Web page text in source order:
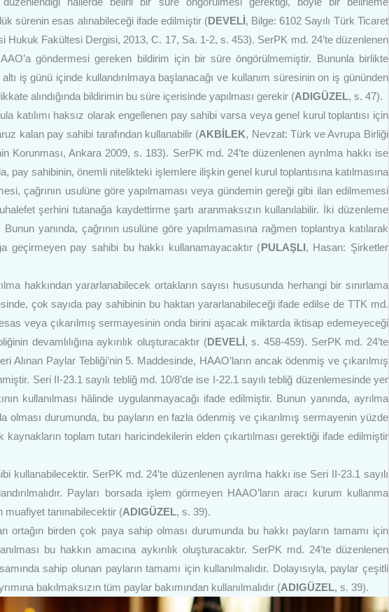
sürenin esas alınabileceği ifade edilmiştir (DEVELİ, Bilge: 6102 Sayılı Türk Ticaret
Fakültesi Dergisi, 2013, C. 17, Sa. 1-2, s. 453). SerPK md. 24’te düzenlenen
göndermesi gereken bildirim için bir süre öngörülmemiştir. Bununla birlikte
iş günü içinde kullandırılmaya başlanacağı ve kullanım süresinin on iş gününden
alındığında bildirimin bu süre içerisinde yapılması gerekir (ADIGÜZEL, s. 47).
katılımı haksız olarak engellenen pay sahibi varsa veya genel kurul toplantısı için
kalan pay sahibi tarafından kullanabilir (AKBİLEK, Nevzat: Türk ve Avrupa Birliği
Korunması, Ankara 2009, s. 183). SerPK md. 24’te düzenlenen ayrılma hakkı ise
pay sahibinin, önemli nitelikteki işlemlere ilişkin genel kurul toplantısına katılmasına
çağrının usulüne göre yapılmaması veya gündemin gereği gibi ilan edilmemesi
şerhini tutanağa kaydettirme şartı aranmaksızın kullanılabilir. İki düzenleme
yanında, çağrının usulüne göre yapılmamasına rağmen toplantıya katılarak
geçirmeyen pay sahibi bu hakkı kullanamayacaktır (PULAŞLI, Hasan: Şirketler
hakkından yararlanabilecek ortakların sayısı hususunda herhangi bir sınırlama
çok sayıda pay sahibinin bu haktan yararlanabileceği ifade edilse de TTK md.
veya çıkarılmış sermayesinin onda birini aşacak miktarda iktisap edemeyeceği
devamlılığına aykırılık oluşturacaktır (DEVELİ, s. 458-459). SerPK md. 24’te
Alınan Paylar Tebliği’nin 5. Maddesinde, HAAO’ların ancak ödenmiş ve çıkarılmış
Seri II-23.1 sayılı tebliğ md. 10/8’de ise I-22.1 sayılı tebliğ düzenlemesinde yer
kullanılması hâlinde uygulanmayacağı ifade edilmiştir. Bunun yanında, ayrılma
olması durumunda, bu payların en fazla ödenmiş ve çıkarılmış sermayenin yüzde
toplam tutarı haricindekilerin elden çıkartılması gerektiği ifade edilmiştir
kullanabilecektir. SerPK md. 24’te düzenlenen ayrılma hakkı ise Seri II-23.1 sayılı
Payları borsada işlem görmeyen HAAO’ların aracı kurum kullanma
muafiyet tanınabilecektir (ADIGÜZEL, s. 39).
ortağın birden çok paya sahip olması durumunda bu hakkı payların tamamı için
bu hakkın amacına aykırılık oluşturacaktır. SerPK md. 24’te düzenlenen
sahip olunan payların tamamı için kullanılmalıdır. Dolayısıyla, paylar çeşitli
bakılmaksızın tüm paylar bakımından kullanılmalıdır (ADIGÜZEL, s. 39).